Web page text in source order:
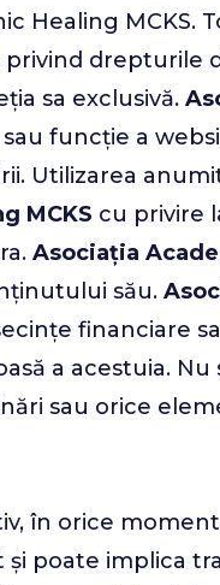
Healing MCKS.
sa exclusivă.
funcție a
Utilizarea
MCKS cu privire
Asociația
său.
financiare
a acestuia.
sau orice
în orice
poate implica